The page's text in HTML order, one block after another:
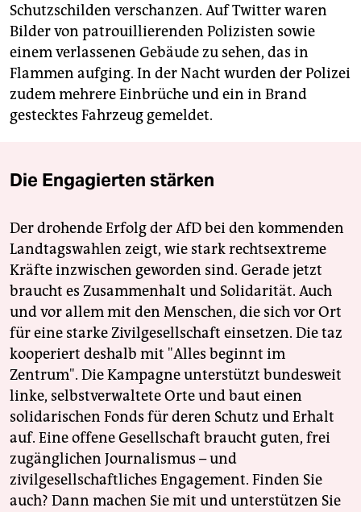
Schutzschilden verschanzen. Auf Twitter waren
Bilder von patrouillierenden Polizisten sowie
einem verlassenen Gebäude zu sehen, das in
Flammen aufging. In der Nacht wurden der Polizei
zudem mehrere Einbrüche und ein in Brand
gestecktes Fahrzeug gemeldet.
Die Engagierten stärken
Der drohende Erfolg der AfD bei den kommenden
Landtagswahlen zeigt, wie stark rechtsextreme
Kräfte inzwischen geworden sind. Gerade jetzt
braucht es Zusammenhalt und Solidarität. Auch
und vor allem mit den Menschen, die sich vor Ort
für eine starke Zivilgesellschaft einsetzen. Die taz
kooperiert deshalb mit "Alles beginnt im
Zentrum". Die Kampagne unterstützt bundesweit
linke, selbstverwaltete Orte und baut einen
solidarischen Fonds für deren Schutz und Erhalt
auf. Eine offene Gesellschaft braucht guten, frei
zugänglichen Journalismus – und
zivilgesellschaftliches Engagement. Finden Sie
auch? Dann machen Sie mit und unterstützen Sie